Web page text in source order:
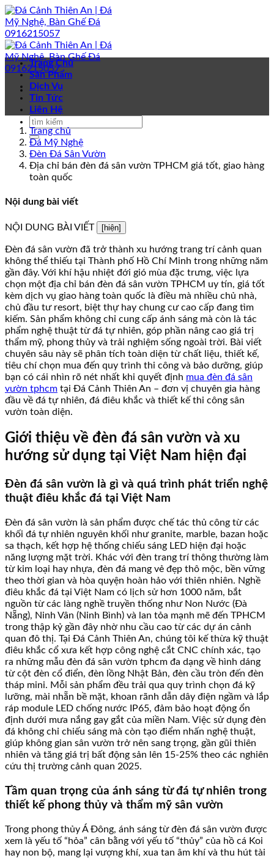
Bỏ
qua
nội
dung
Trang Chủ
Sản Phẩm
Dịch Vụ
Tin Tức
Liên Hệ
Trang chủ
Đá Mỹ Nghệ
Đèn Đá Sân Vườn
Địa chỉ bán đèn đá sân vườn TPHCM giá tốt, giao hàng
toàn quốc
Nội dung bài viết
NỘI DUNG BÀI VIẾT [hiện]
Đèn đá sân vườn đã trở thành xu hướng trang trí cảnh quan
không thể thiếu tại Thành phố Hồ Chí Minh trong những năm
gần đây. Với khí hậu nhiệt đới gió mùa đặc trưng, việc lựa
chọn một địa chỉ bán đèn đá sân vườn TPHCM uy tín, giá tốt
kèm dịch vụ giao hàng toàn quốc là điều mà nhiều chủ nhà,
chủ đầu tư resort, biệt thự hay chung cư cao cấp đang tìm
kiếm. Sản phẩm không chỉ cung cấp ánh sáng mà còn là tác
phẩm nghệ thuật từ đá tự nhiên, góp phần nâng cao giá trị
thẩm mỹ, phong thủy và trải nghiệm sống ngoài trời. Bài viết
chuyên sâu này sẽ phân tích toàn diện từ chất liệu, thiết kế,
tiêu chí chọn mua đến quy trình thi công và bảo dưỡng, giúp
bạn có cái nhìn rõ nét nhất khi quyết định mua đèn đá sân
vườn tphcm tại Đá Cảnh Thiên An – đơn vị chuyên gia hàng
đầu về đá tự nhiên, đá điêu khắc và thiết kế thi công sân
vườn toàn diện.
Giới thiệu về đèn đá sân vườn và xu
hướng sử dụng tại Việt Nam hiện đại
Đèn đá sân vườn là gì và quá trình phát triển nghệ
thuật điêu khắc đá tại Việt Nam
Đèn đá sân vườn là sản phẩm được chế tác thủ công từ các
khối đá tự nhiên nguyên khối như granite, marble, bazan hoặc
sa thạch, kết hợp hệ thống chiếu sáng LED hiện đại hoặc
năng lượng mặt trời. Khác với đèn trang trí thông thường làm
từ kim loại hay nhựa, đèn đá mang vẻ đẹp thô mộc, bền vững
theo thời gian và hòa quyện hoàn hảo với thiên nhiên. Nghề
điêu khắc đá tại Việt Nam có lịch sử hơn 1000 năm, bắt
nguồn từ các làng nghề truyền thống như Non Nước (Đà
Nẵng), Ninh Vân (Ninh Bình) và lan tỏa mạnh mẽ đến TPHCM
trong thập kỷ gần đây nhờ nhu cầu cao từ các dự án cảnh
quan đô thị. Tại Đá Cảnh Thiên An, chúng tôi kế thừa kỹ thuật
điêu khắc cổ xưa kết hợp công nghệ cắt CNC chính xác, tạo
ra những mẫu đèn đá sân vườn tphcm đa dạng về hình dáng
từ cột đèn cổ điển, đèn lồng Nhật Bản, đèn cầu tròn đến đèn
tháp mini. Mỗi sản phẩm đều trải qua quy trình chọn đá kỹ
lưỡng, mài nhẵn bề mặt, khoan rãnh dẫn dây điện ngầm và lắp
ráp module LED chống nước IP65, đảm bảo hoạt động ổn
định dưới mưa nắng gay gắt của miền Nam. Việc sử dụng đèn
đá không chỉ chiếu sáng mà còn tạo điểm nhấn nghệ thuật,
giúp không gian sân vườn trở nên sang trọng, gần gũi thiên
nhiên và tăng giá trị bất động sản lên 15-25% theo các nghiên
cứu thị trường cảnh quan 2025.
Tầm quan trọng của ánh sáng từ đá tự nhiên trong
thiết kế phong thủy và thẩm mỹ sân vườn
Trong phong thủy Á Đông, ánh sáng từ đèn đá sân vườn được
xem là yếu tố “hỏa” cân bằng với yếu tố “thủy” của hồ cá Koi
hay non bộ, mang lại vượng khí, xua tan âm khí và thu hút tài